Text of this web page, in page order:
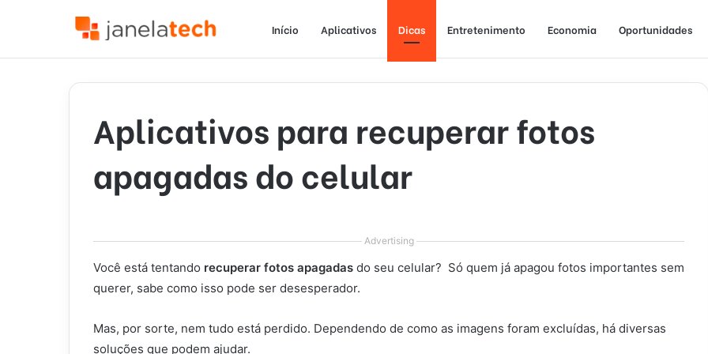
Início Aplicativos Dicas Entretenimento Economia Oportunidades
Aplicativos para recuperar fotos
apagadas do celular
Advertising
Você está tentando recuperar fotos apagadas do seu celular? Só quem já apagou fotos importantes sem
querer, sabe como isso pode ser desesperador.
Mas, por sorte, nem tudo está perdido. Dependendo de como as imagens foram excluídas, há diversas
soluções que podem ajudar.